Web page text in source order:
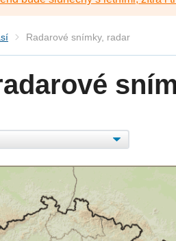
Radarové snímky, radar